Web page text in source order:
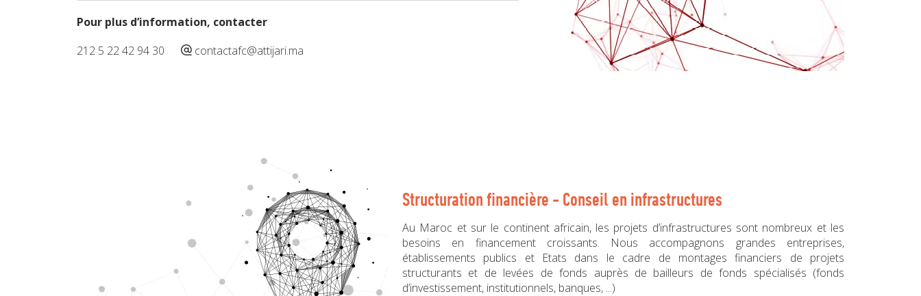
Pour plus d’information, contacter
212 5 22 42 94 30
contactafc@attijari.ma
Structuration financière - Conseil en infrastructures
Au Maroc et sur le continent africain, les projets d’infrastructures sont nombreux et les
besoins en financement croissants. Nous accompagnons grandes entreprises,
établissements publics et Etats dans le cadre de montages financiers de projets
structurants et de levées de fonds auprès de bailleurs de fonds spécialisés (fonds
d’investissement, institutionnels, banques, ...)